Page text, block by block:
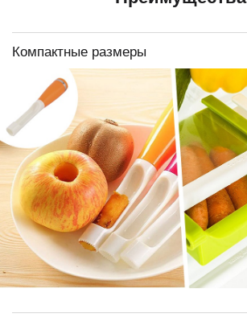
Компактные размеры